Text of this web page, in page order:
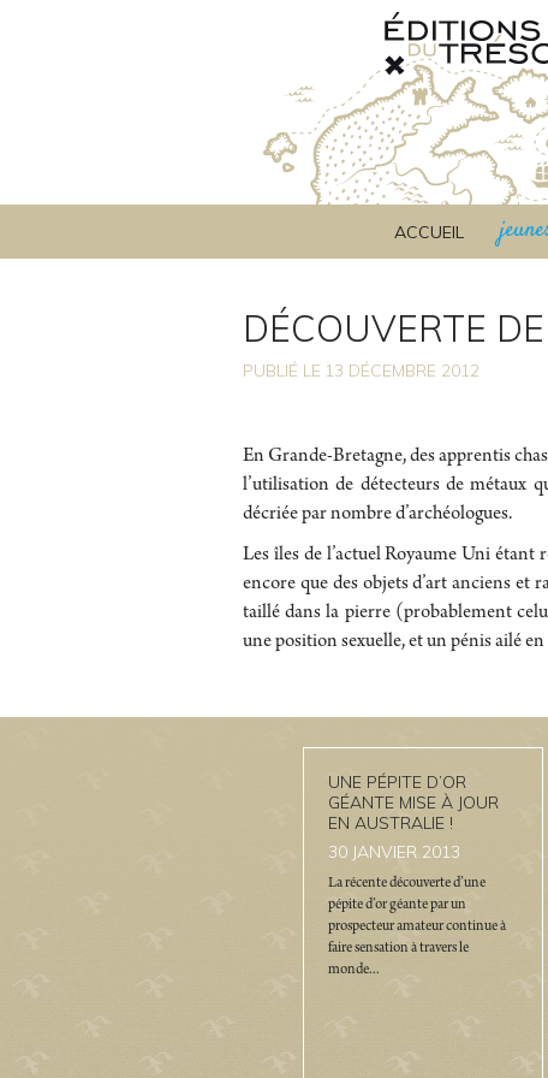
ACCUEIL
DÉCOUVERTE
PUBLIÉ LE 13 DÉCEMBRE 2012
En Grande-Bretagne, des apprentis
l’utilisation de détecteurs de métaux
décriée par nombre d’archéologues.
Les îles de l’actuel Royaume Uni étant
encore que des objets d’art anciens et
taillé dans la pierre (probablement
une position sexuelle, et un pénis ailé
UNE PÉPITE D’OR
GÉANTE MISE À JOUR
EN AUSTRALIE !
30 JANVIER 2013
La récente découverte d’une
pépite d’or géante par un
prospecteur amateur continue à
faire sensation à travers le
monde...